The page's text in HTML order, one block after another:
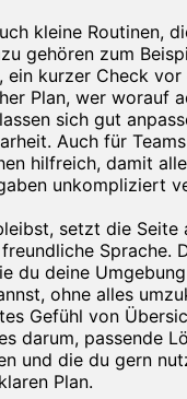
kleine Routinen,
gehören zum
ein kurzer Check vor
Plan, wer worauf
sich gut
Auch für
hilfreich, damit
unkompliziert
setzt die Seite
Sprache.
du deine
ohne alles
Gefühl von
darum, passende
und die du gern
Plan.